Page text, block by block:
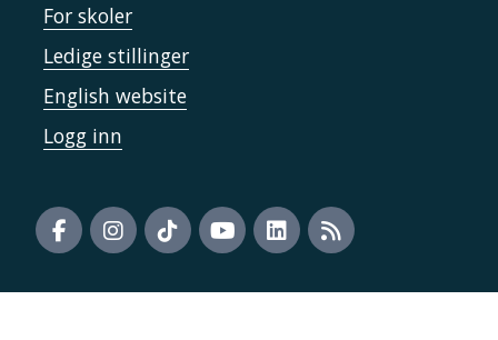
For skoler
Ledige stillinger
English website
Logg inn